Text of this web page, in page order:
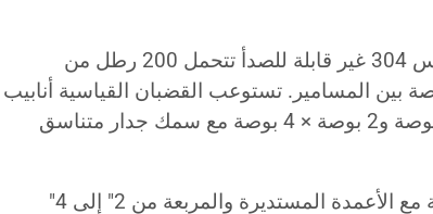
: أقواس 304 غير قابلة للصدأ تتحمل 200 رطل من
المركزة مع تباعد 16 بوصة بين المسامير. تستوعب القضبان القياسية أنابيب
مستطيلة مقاس 1.5 بوصة × 3 بوصة و2 بوصة × 4 بوصة مع سمك جدار متناسق
: متوافقة مع الأعمدة المستديرة والمربعة من 2″ إلى 4″